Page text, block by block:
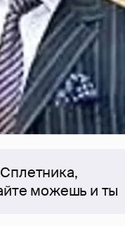
можешь и ты